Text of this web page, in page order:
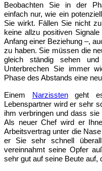
Beobachten Sie in der
einfach nur, wie ein
Sie wirkt. Fällen Sie nicht
keine allzu positiven
Anfang einer Beziehung –,
zu haben. Sie müssen die
gleich ständig sehen
Unterbrechen Sie immer
Phase des Abstands eine
Einem Narzisstengeht
Lebenspartner wird er sehr
ihm verbringen und dass
Als neuer Chef wird er
Arbeitsvertrag unter die
er Sie sehr schnell
vereinnahmt seine Opfer
sehr gut auf seine Beute